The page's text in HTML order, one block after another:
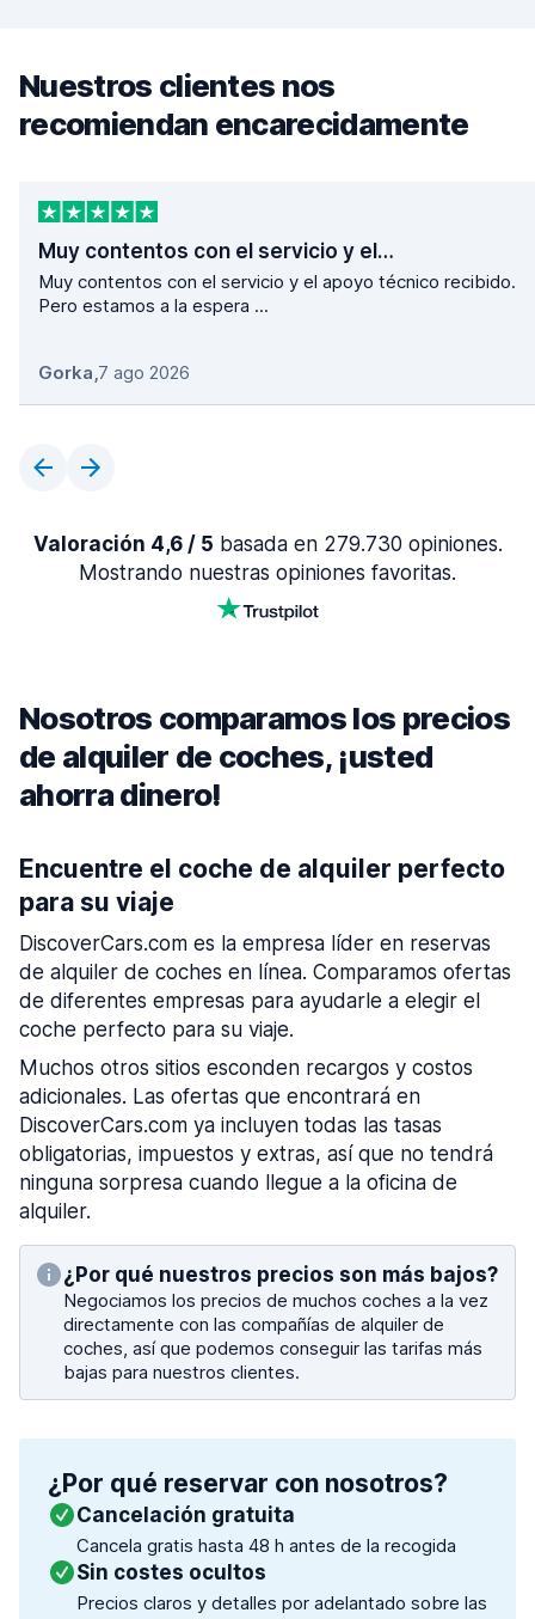
Nuestros clientes nos
recomiendan encarecidamente
Muy contentos con el servicio y el…
Muy contentos con el servicio y el apoyo técnico recibido.
Pero estamos a la espera ...
Gorka,7 ago 2026
Valoración 4,6 / 5 basada en 279.730 opiniones.
Mostrando nuestras opiniones favoritas.
Nosotros comparamos los precios
de alquiler de coches, ¡usted
ahorra dinero!
Encuentre el coche de alquiler perfecto
para su viaje
DiscoverCars.com es la empresa líder en reservas
de alquiler de coches en línea. Comparamos ofertas
de diferentes empresas para ayudarle a elegir el
coche perfecto para su viaje.
Muchos otros sitios esconden recargos y costos
adicionales. Las ofertas que encontrará en
DiscoverCars.com ya incluyen todas las tasas
obligatorias, impuestos y extras, así que no tendrá
ninguna sorpresa cuando llegue a la oficina de
alquiler.
¿Por qué nuestros precios son más bajos?
Negociamos los precios de muchos coches a la vez
directamente con las compañías de alquiler de
coches, así que podemos conseguir las tarifas más
bajas para nuestros clientes.
¿Por qué reservar con nosotros?
Cancelación gratuita
Cancela gratis hasta 48 h antes de la recogida
Sin costes ocultos
Precios claros y detalles por adelantado sobre las